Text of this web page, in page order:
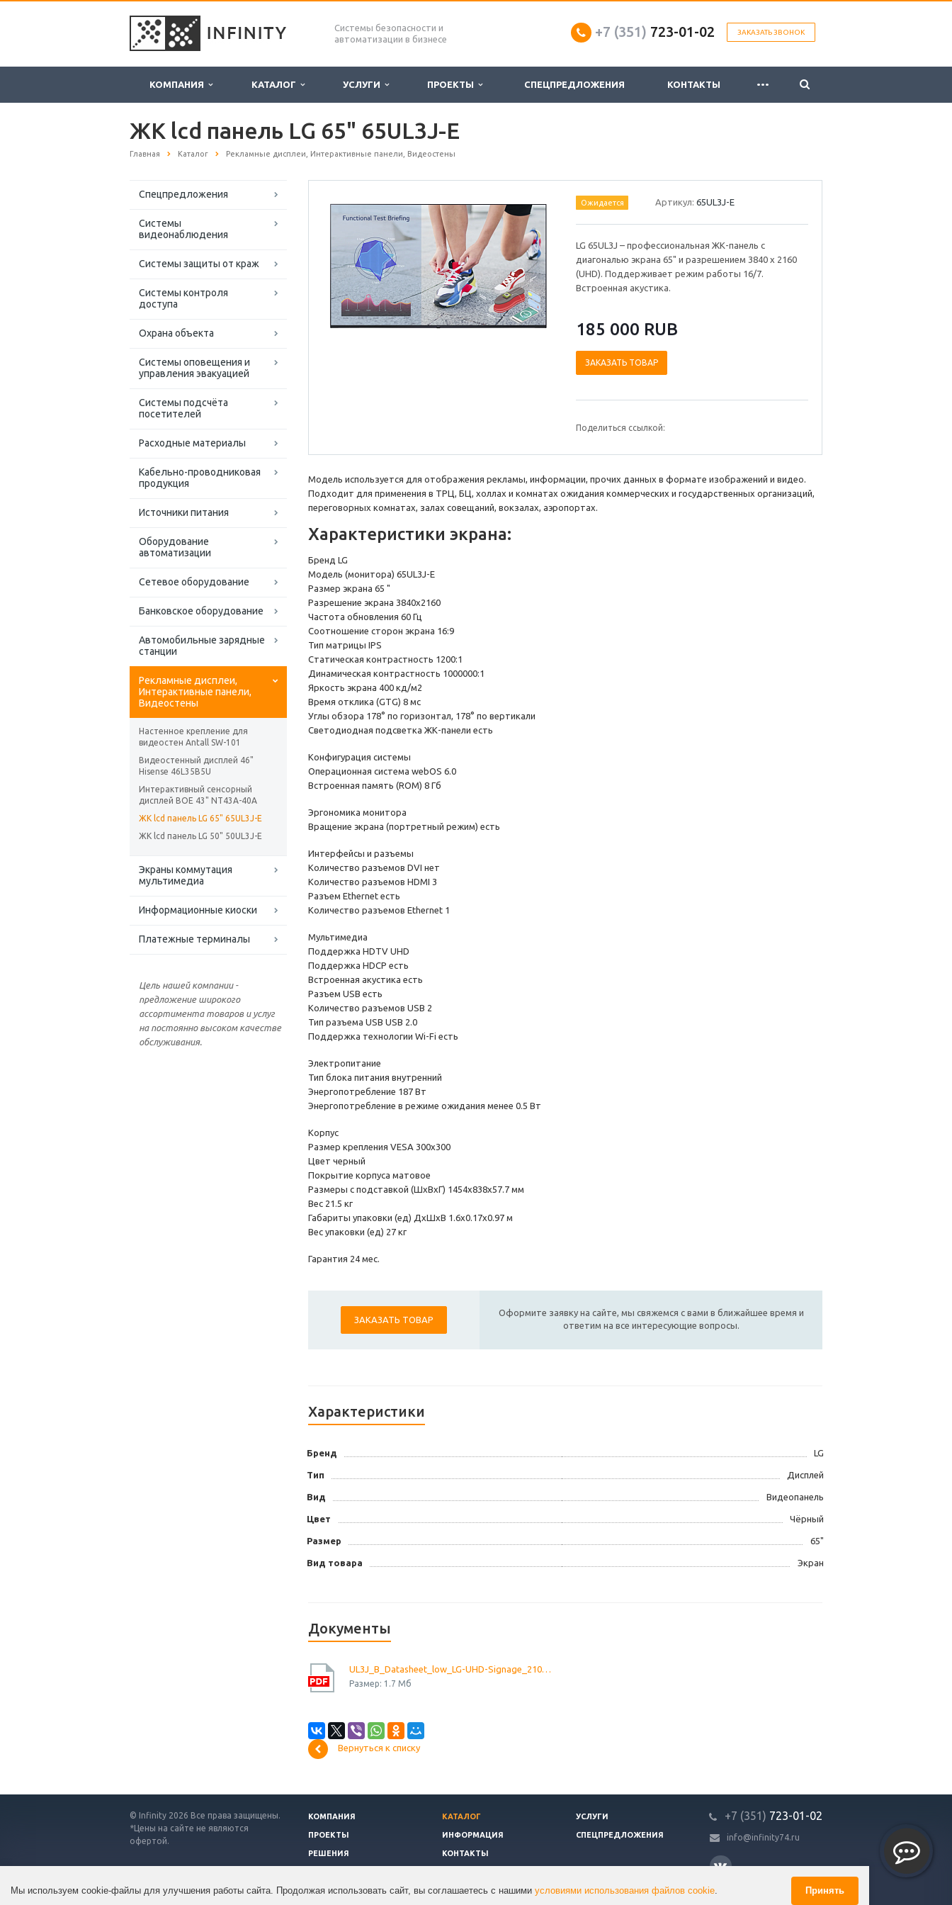
Мы используем cookie-файлы для улучшения работы сайта. Продолжая использовать сайт, вы соглашаетесь с нашими условиями использования файлов cookie. Принять
Системы безопасности и
автоматизации в бизнесе
ЗАКАЗАТЬ ЗВОНОК
+7 (351) 723-01-02
КОМПАНИЯ КАТАЛОГ УСЛУГИ ПРОЕКТЫ СПЕЦПРЕДЛОЖЕНИЯ КОНТАКТЫ ...
ЖК lcd панель LG 65" 65UL3J-E
Главная Каталог Рекламные дисплеи, Интерактивные панели, Видеостены
Спецпредложения
Системы
видеонаблюдения
Системы защиты от краж
Системы контроля
доступа
Охрана объекта
Системы оповещения и
управления эвакуацией
Системы подсчёта
посетителей
Расходные материалы
Кабельно-проводниковая
продукция
Источники питания
Оборудование
автоматизации
Сетевое оборудование
Банковское оборудование
Автомобильные зарядные
станции
Рекламные дисплеи,
Интерактивные панели,
Видеостены
Настенное крепление для
видеостен Antall SW-101
Видеостенный дисплей 46"
Hisense 46L35B5U
Интерактивный сенсорный
дисплей BOE 43" NT43A-40A
ЖК lcd панель LG 65" 65UL3J-E
ЖК lcd панель LG 50" 50UL3J-E
Экраны коммутация
мультимедиа
Информационные киоски
Платежные терминалы
Цель нашей компании -
предложение широкого
ассортимента товаров и услуг
на постоянно высоком качестве
обслуживания.
Ожидается Артикул:65UL3J-E
LG 65UL3J – профессиональная ЖК-панель с
диагональю экрана 65" и разрешением 3840 х 2160
(UHD). Поддерживает режим работы 16/7.
Встроенная акустика.
185 000 RUB
ЗАКАЗАТЬ ТОВАР
Поделиться ссылкой:
Модель используется для отображения рекламы, информации, прочих данных в формате изображений и видео.
Подходит для применения в ТРЦ, БЦ, холлах и комнатах ожидания коммерческих и государственных организаций,
переговорных комнатах, залах совещаний, вокзалах, аэропортах.
Характеристики экрана:
Бренд LG
Модель (монитора) 65UL3J-E
Размер экрана 65 "
Разрешение экрана 3840x2160
Частота обновления 60 Гц
Соотношение сторон экрана 16:9
Тип матрицы IPS
Статическая контрастность 1200:1
Динамическая контрастность 1000000:1
Яркость экрана 400 кд/м2
Время отклика (GTG) 8 мс
Углы обзора 178° по горизонтал, 178° по вертикали
Светодиодная подсветка ЖК-панели есть
Конфигурация системы
Операционная система webOS 6.0
Встроенная память (ROM) 8 Гб
Эргономика монитора
Вращение экрана (портретный режим) есть
Интерфейсы и разъемы
Количество разъемов DVI нет
Количество разъемов HDMI 3
Разъем Ethernet есть
Количество разъемов Ethernet 1
Мультимедиа
Поддержка HDTV UHD
Поддержка HDCP есть
Встроенная акустика есть
Разъем USB есть
Количество разъемов USB 2
Тип разъема USB USB 2.0
Поддержка технологии Wi-Fi есть
Электропитание
Тип блока питания внутренний
Энергопотребление 187 Вт
Энергопотребление в режиме ожидания менее 0.5 Вт
Корпус
Размер крепления VESA 300х300
Цвет черный
Покрытие корпуса матовое
Размеры с подставкой (ШхВхГ) 1454х838х57.7 мм
Вес 21.5 кг
Габариты упаковки (ед) ДхШхВ 1.6x0.17x0.97 м
Вес упаковки (ед) 27 кг
Гарантия 24 мес.
ЗАКАЗАТЬ ТОВАР
Оформите заявку на сайте, мы свяжемся с вами в ближайшее время и
ответим на все интересующие вопросы.
Характеристики
Бренд LG
Тип Дисплей
Вид Видеопанель
Цвет Чёрный
Размер 65"
Вид товара Экран
Документы
UL3J_B_Datasheet_low_LG-UHD-Signage_210908
Размер: 1.7 Мб
Вернуться к списку
© Infinity 2026 Все права защищены.
*Цены на сайте не являются
офертой.
КОМПАНИЯ КАТАЛОГ УСЛУГИ
ПРОЕКТЫ ИНФОРМАЦИЯ СПЕЦПРЕДЛОЖЕНИЯ
РЕШЕНИЯ КОНТАКТЫ
+7 (351) 723-01-02
info@infinity74.ru